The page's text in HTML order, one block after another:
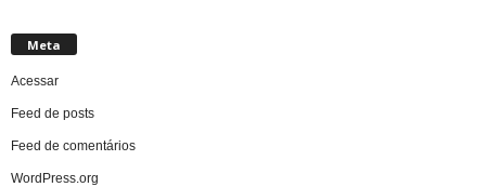
Meta
Acessar
Feed de posts
Feed de comentários
WordPress.org